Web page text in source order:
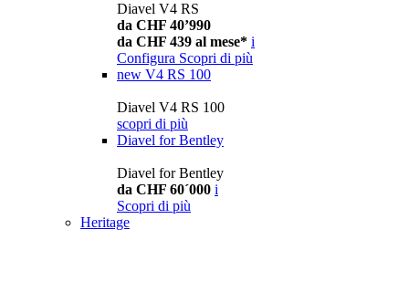
Diavel V4 RS
da CHF 40’990
da CHF 439 al mese* i
Configura Scopri di più
new V4 RS 100
Diavel V4 RS 100
scopri di più
Diavel for Bentley
Diavel for Bentley
da CHF 60´000 i
Scopri di più
Heritage